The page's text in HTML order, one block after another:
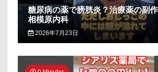
糖尿病の薬で膀胱炎？治療薬の副作
相模原内科
2026年7月23日